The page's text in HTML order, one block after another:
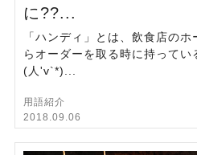
に??...
「ハンディ」とは、飲食店の
らオーダーを取る時に持ってい
(人'v`*)...
用語紹介
2018.09.06